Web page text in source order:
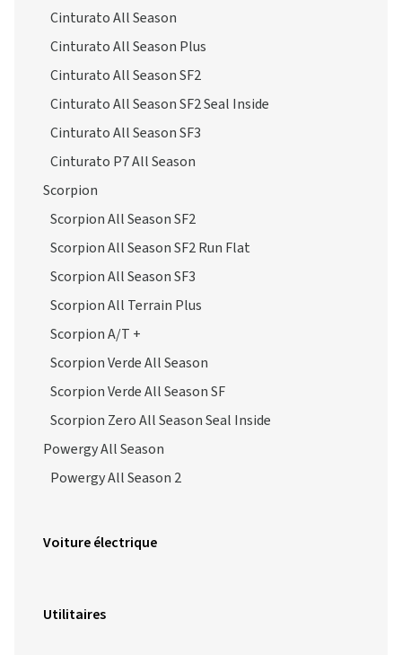
Cinturato All Season
Cinturato All Season Plus
Cinturato All Season SF2
Cinturato All Season SF2 Seal Inside
Cinturato All Season SF3
Cinturato P7 All Season
Scorpion
Scorpion All Season SF2
Scorpion All Season SF2 Run Flat
Scorpion All Season SF3
Scorpion All Terrain Plus
Scorpion A/T +
Scorpion Verde All Season
Scorpion Verde All Season SF
Scorpion Zero All Season Seal Inside
Powergy All Season
Powergy All Season 2
Voiture électrique
Utilitaires